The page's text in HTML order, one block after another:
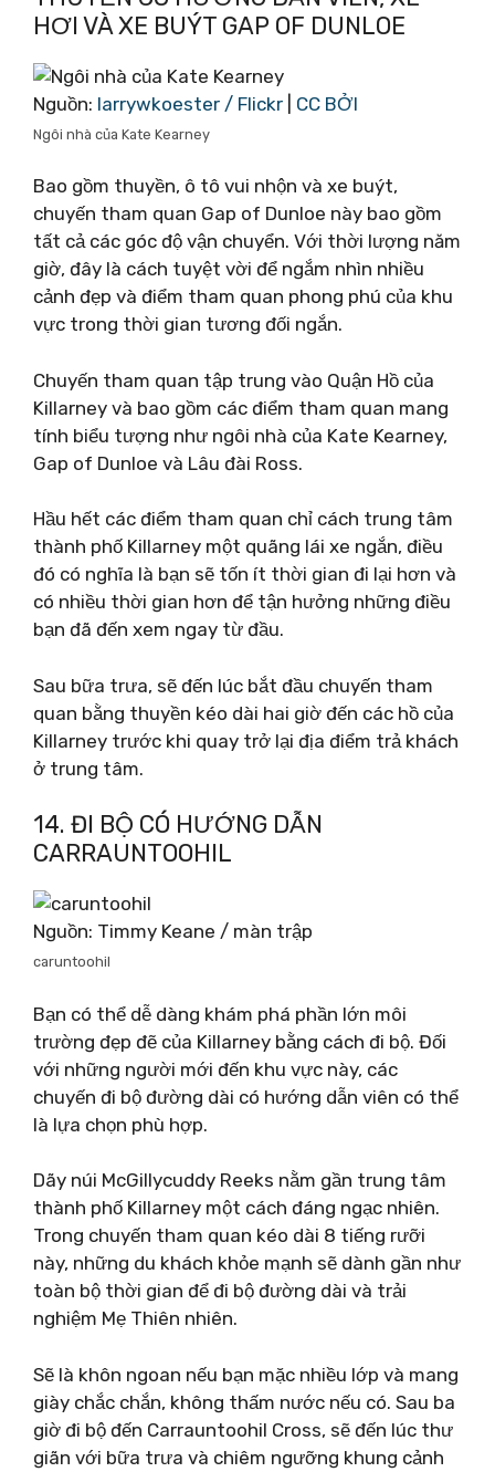
HƠI VÀ XE BUÝT GAP OF DUNLOE
Nguồn: larrywkoester / Flickr CC BỞI
Ngôi nhà của Kate Kearney
Bao gồm thuyền, ô tô vui nhộn và xe buýt,
chuyến tham quan Gap of Dunloe này bao gồm
tất cả các góc độ vận chuyển. Với thời lượng năm
giờ, đây là cách tuyệt vời để ngắm nhìn nhiều
cảnh đẹp và điểm tham quan phong phú của khu
vực trong thời gian tương đối ngắn.
Chuyến tham quan tập trung vào Quận Hồ của
Killarney và bao gồm các điểm tham quan mang
tính biểu tượng như ngôi nhà của Kate Kearney,
Gap of Dunloe và Lâu đài Ross.
Hầu hết các điểm tham quan chỉ cách trung tâm
thành phố Killarney một quãng lái xe ngắn, điều
đó có nghĩa là bạn sẽ tốn ít thời gian đi lại hơn và
có nhiều thời gian hơn để tận hưởng những điều
bạn đã đến xem ngay từ đầu.
Sau bữa trưa, sẽ đến lúc bắt đầu chuyến tham
quan bằng thuyền kéo dài hai giờ đến các hồ của
Killarney trước khi quay trở lại địa điểm trả khách
ở trung tâm.
14. ĐI BỘ CÓ HƯỚNG DẪN
CARRAUNTOOHIL
Nguồn: Timmy Keane / màn trập
caruntoohil
Bạn có thể dễ dàng khám phá phần lớn môi
trường đẹp đẽ của Killarney bằng cách đi bộ. Đối
với những người mới đến khu vực này, các
chuyến đi bộ đường dài có hướng dẫn viên có thể
là lựa chọn phù hợp.
Dãy núi McGillycuddy Reeks nằm gần trung tâm
thành phố Killarney một cách đáng ngạc nhiên.
Trong chuyến tham quan kéo dài 8 tiếng rưỡi
này, những du khách khỏe mạnh sẽ dành gần như
toàn bộ thời gian để đi bộ đường dài và trải
nghiệm Mẹ Thiên nhiên.
Sẽ là khôn ngoan nếu bạn mặc nhiều lớp và mang
giày chắc chắn, không thấm nước nếu có. Sau ba
giờ đi bộ đến Carrauntoohil Cross, sẽ đến lúc thư
giãn với bữa trưa và chiêm ngưỡng khung cảnh